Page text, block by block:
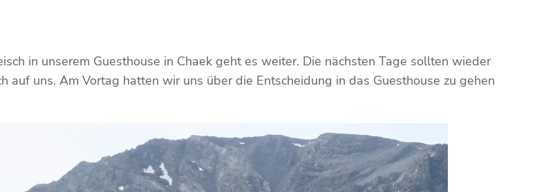
in unserem Guesthouse in Chaek geht es weiter. Die nächsten Tage sollten wieder
uns. Am Vortag hatten wir uns über die Entscheidung in das Guesthouse zu gehen